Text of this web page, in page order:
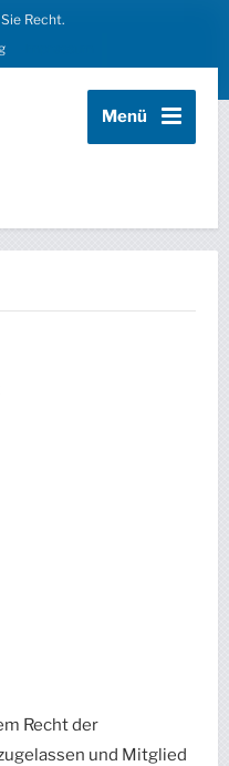
Recht.
Menü
Recht der
und Mitglied